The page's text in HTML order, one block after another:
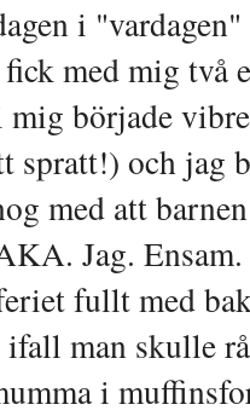
i
med mig två
mig började
spratt!) och jag
med att
Jag.
fullt med
man skulle
i